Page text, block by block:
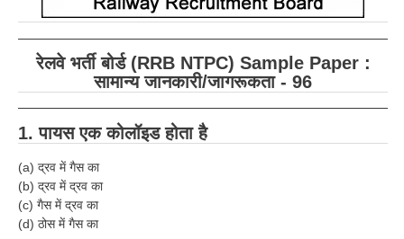
RRB RPF Constable STUDY NOTES
E-Books
ALP Exam Papers PDF
RRB ALP PSYCHO PDF
RRB NTPC Papers PDF
RRB J.E. Solved Papers
रेलवे भर्ती बोर्ड (RRB NTPC) Sample Paper :
सामान्य जानकारी/जागरूकता - 96
1. पायस एक कोलॉइड होता है
(a) द्रव में गैस का
(b) द्रव में द्रव का
(c) गैस में द्रव का
(d) ठोस में गैस का